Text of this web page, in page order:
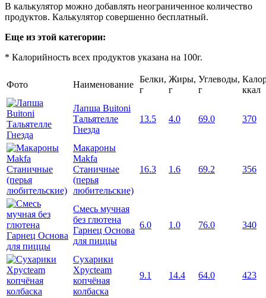
В калькулятор можно добавлять неограниченное количество
продуктов. Калькулятор совершенно бесплатный.
Еще из этой категории:
* Калорийность всех продуктов указана на 100г.
Фото Наименование
Белки,
г
Жиры,
г
Углеводы,
г
ккал
Лапша Buitoni
Тальятелле
Гнезда
13.5 4.0 69.0 370
Макароны
Makfa
Станичные
(перья
любительские)
16.3 1.6 69.2 356
Смесь мучная
без глютена
Гарнец Основа
для пиццы
6.0 1.0 76.0 340
Сухарики
Хрусteam
копчёная
колбаска
9.1 14.4 64.0 423